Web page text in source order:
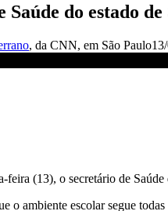
Saúde do estado
, da CNN, em São Paulo
feira (13), o secretário de Saúde
o ambiente escolar segue